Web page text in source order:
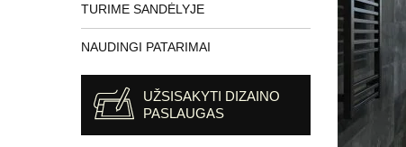
TURIME SANDĖLYJE
NAUDINGI PATARIMAI
UŽSISAKYTI DIZAINO
PASLAUGAS